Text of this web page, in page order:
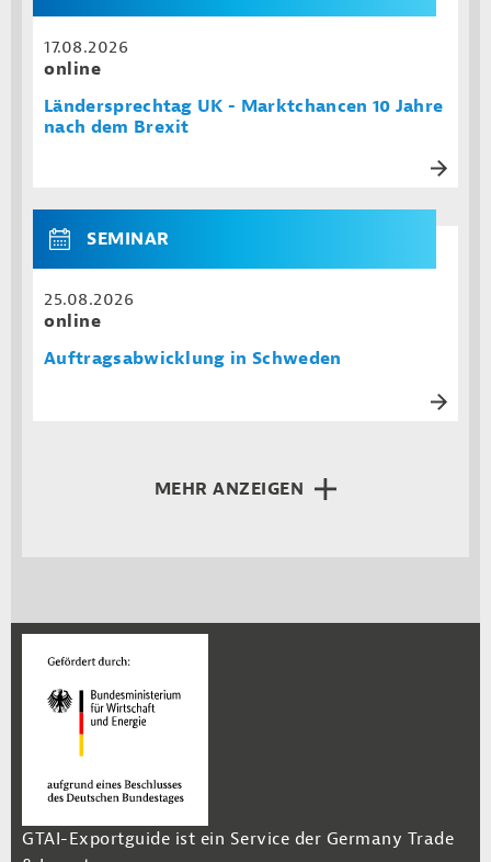
17.08.2026
online
Ländersprechtag UK - Marktchancen 10 Jahre
nach dem Brexit
SEMINAR
25.08.2026
online
Auftragsabwicklung in Schweden
MEHR ANZEIGEN
GTAI-Exportguide ist ein Service der Germany Trade